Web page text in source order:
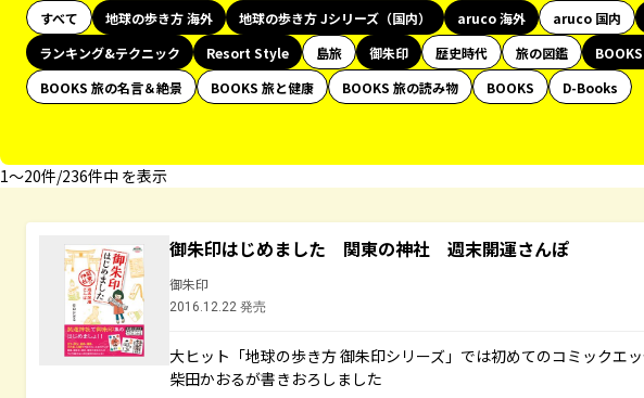
すべて 地球の歩き方 海外 地球の歩き方 Jシリーズ（国内） aruco 海外 aruco 国内
ランキング&テクニック
Resort Style 島旅 御朱印 歴史時代 旅の図鑑
BOOKS 旅の名言＆絶景
BOOKS 旅と健康 BOOKS 旅の読み物 BOOKS
D-Books
1〜20件/236件中 を表示
御朱印はじめました 関東の神社 週末開運さんぽ
御朱印
2016.12.22 発売
大ヒット「地球の歩き方 御朱印シリーズ」では初めてのコミックエ
柴田かおるが書きおろしました